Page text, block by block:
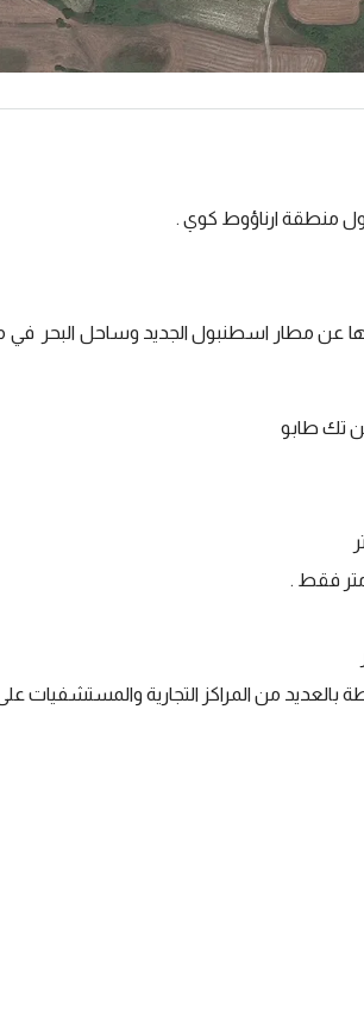
متر مربع تتميز بقربها عن مطار اسطنبول الجديد وساحل
تك طابو
من المراكز التجارية والمستشفيات